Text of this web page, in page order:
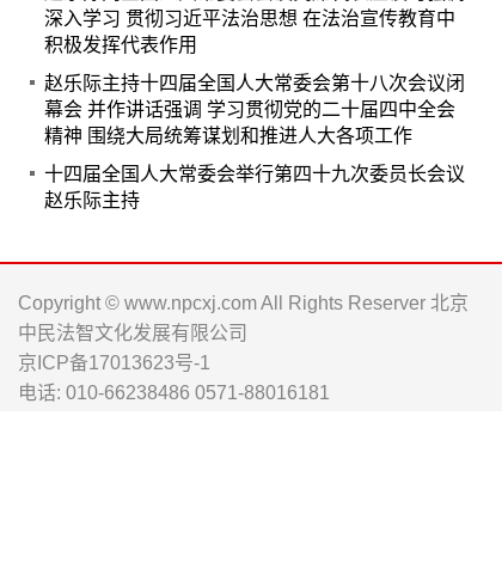
深入学习 贯彻习近平法治思想 在法治宣传教育中
积极发挥代表作用
赵乐际主持十四届全国人大常委会第十八次会议闭
幕会 并作讲话强调 学习贯彻党的二十届四中全会
精神 围绕大局统筹谋划和推进人大各项工作
十四届全国人大常委会举行第四十九次委员长会议
赵乐际主持
Copyright © www.npcxj.com All Rights Reserver 北京
中民法智文化发展有限公司
京ICP备17013623号-1
电话: 010-66238486 0571-88016181